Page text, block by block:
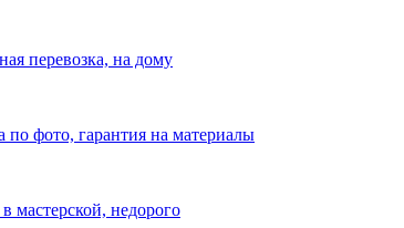
перевозка, на дому
фото, гарантия на материалы
мастерской, недорого